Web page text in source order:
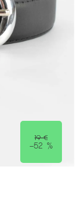
19 €
–52 %